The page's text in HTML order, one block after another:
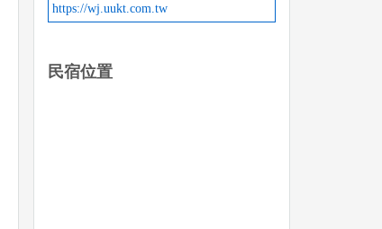
https://wj.uukt.com.tw
民宿位置